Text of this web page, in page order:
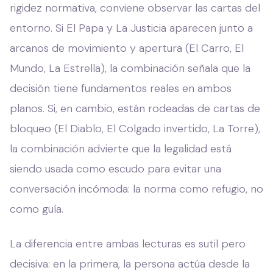
rigidez normativa, conviene observar las cartas del
entorno. Si El Papa y La Justicia aparecen junto a
arcanos de movimiento y apertura (El Carro, El
Mundo, La Estrella), la combinación señala que la
decisión tiene fundamentos reales en ambos
planos. Si, en cambio, están rodeadas de cartas de
bloqueo (El Diablo, El Colgado invertido, La Torre),
la combinación advierte que la legalidad está
siendo usada como escudo para evitar una
conversación incómoda: la norma como refugio, no
como guía.
La diferencia entre ambas lecturas es sutil pero
decisiva: en la primera, la persona actúa desde la